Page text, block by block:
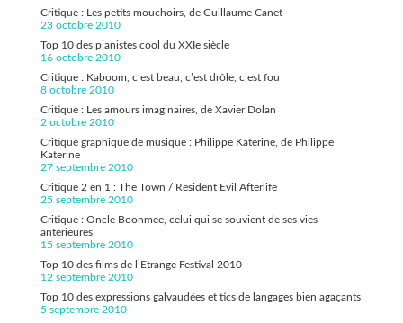
Critique : Les petits mouchoirs, de Guillaume Canet
23 octobre 2010
Top 10 des pianistes cool du XXIe siècle
16 octobre 2010
Critique : Kaboom, c’est beau, c’est drôle, c’est fou
8 octobre 2010
Critique : Les amours imaginaires, de Xavier Dolan
2 octobre 2010
Critique graphique de musique : Philippe Katerine, de Philippe
Katerine
27 septembre 2010
Critique 2 en 1 : The Town / Resident Evil Afterlife
25 septembre 2010
Critique : Oncle Boonmee, celui qui se souvient de ses vies
antérieures
15 septembre 2010
Top 10 des films de l’Etrange Festival 2010
12 septembre 2010
Top 10 des expressions galvaudées et tics de langages bien agaçants
5 septembre 2010